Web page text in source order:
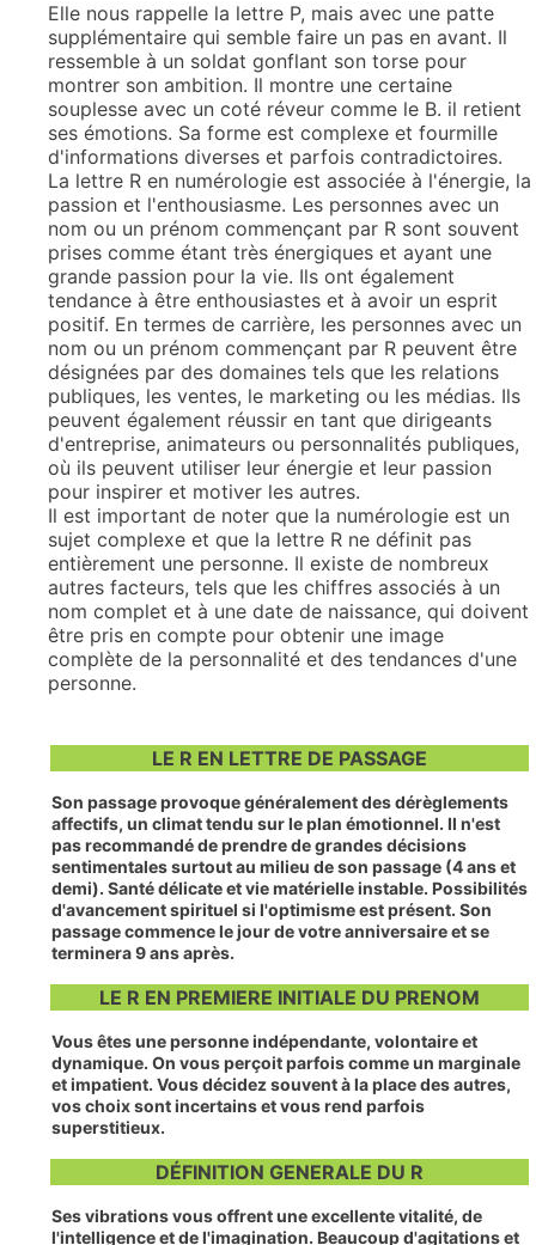
Elle nous rappelle la lettre P, mais avec une patte
supplémentaire qui semble faire un pas en avant. Il
ressemble à un soldat gonflant son torse pour
montrer son ambition. Il montre une certaine
souplesse avec un coté réveur comme le B. il retient
ses émotions. Sa forme est complexe et fourmille
d'informations diverses et parfois contradictoires.
La lettre R en numérologie est associée à l'énergie, la
passion et l'enthousiasme. Les personnes avec un
nom ou un prénom commençant par R sont souvent
prises comme étant très énergiques et ayant une
grande passion pour la vie. Ils ont également
tendance à être enthousiastes et à avoir un esprit
positif. En termes de carrière, les personnes avec un
nom ou un prénom commençant par R peuvent être
désignées par des domaines tels que les relations
publiques, les ventes, le marketing ou les médias. Ils
peuvent également réussir en tant que dirigeants
d'entreprise, animateurs ou personnalités publiques,
où ils peuvent utiliser leur énergie et leur passion
pour inspirer et motiver les autres.
Il est important de noter que la numérologie est un
sujet complexe et que la lettre R ne définit pas
entièrement une personne. Il existe de nombreux
autres facteurs, tels que les chiffres associés à un
nom complet et à une date de naissance, qui doivent
être pris en compte pour obtenir une image
complète de la personnalité et des tendances d'une
personne.
LE R EN LETTRE DE PASSAGE
Son passage provoque généralement des dérèglements
affectifs, un climat tendu sur le plan émotionnel. Il n'est
pas recommandé de prendre de grandes décisions
sentimentales surtout au milieu de son passage (4 ans et
demi). Santé délicate et vie matérielle instable. Possibilités
d'avancement spirituel si l'optimisme est présent. Son
passage commence le jour de votre anniversaire et se
terminera 9 ans après.
LE R EN PREMIERE INITIALE DU PRENOM
Vous êtes une personne indépendante, volontaire et
dynamique. On vous perçoit parfois comme un marginale
et impatient. Vous décidez souvent à la place des autres,
vos choix sont incertains et vous rend parfois
superstitieux.
DÉFINITION GENERALE DU R
Ses vibrations vous offrent une excellente vitalité, de
l'intelligence et de l'imagination. Beaucoup d'agitations et